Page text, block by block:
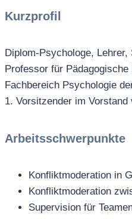
Kurzprofil
Diplom-Psychologe, Lehrer,
Professor für
Fachbereich Psychologie
1. Vorsitzender im Vorstand
Arbeitsschwerpunkte
Konfliktmoderation in
Konfliktmoderation
Supervision für